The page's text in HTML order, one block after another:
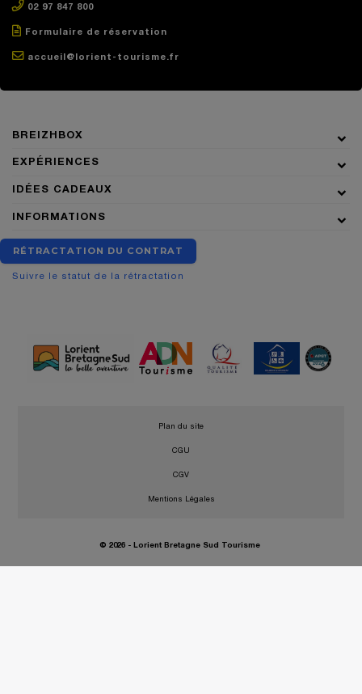
02 97 847 800
Formulaire de réservation
accueil@lorient-tourisme.fr
BREIZHBOX
EXPÉRIENCES
IDÉES CADEAUX
INFORMATIONS
RÉTRACTATION DU CONTRAT
Suivre le statut de la rétractation
© 2026 - Lorient Bretagne Sud Tourisme
Plan du site
CGU
CGV
Mentions Légales